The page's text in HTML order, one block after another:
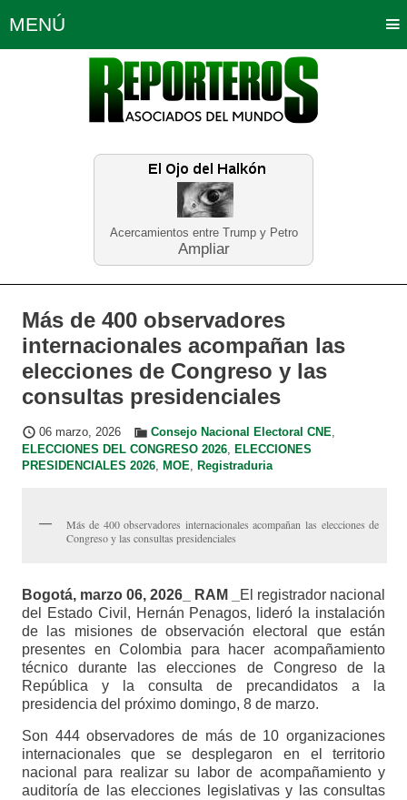
Acercamientos entre Trump y Petro
Ampliar
MENÚ
Política Opinión Bogotá
Planeta Tierra Deportes
Educación Neira
Más de 400 observadores
internacionales acompañan las
elecciones de Congreso y las
consultas presidenciales
06 marzo, 2026 Consejo Nacional Electoral CNE,
ELECCIONES DEL CONGRESO 2026, ELECCIONES
PRESIDENCIALES 2026, MOE, Registraduria
Más de 400 observadores internacionales acompañan las elecciones de
Congreso y las consultas presidenciales
Bogotá, marzo 06, 2026_ RAM _
El registrador nacional
del Estado Civil, Hernán Penagos, lideró la instalación
de las misiones de observación electoral que están
presentes en Colombia para hacer acompañamiento
técnico durante las elecciones de Congreso de la
República y la consulta de precandidatos a la
presidencia del próximo domingo, 8 de marzo.
Son 444 observadores de más de 10 organizaciones
internacionales que se desplegaron en el territorio
nacional para realizar su labor de acompañamiento y
auditoría de las elecciones legislativas y las consultas